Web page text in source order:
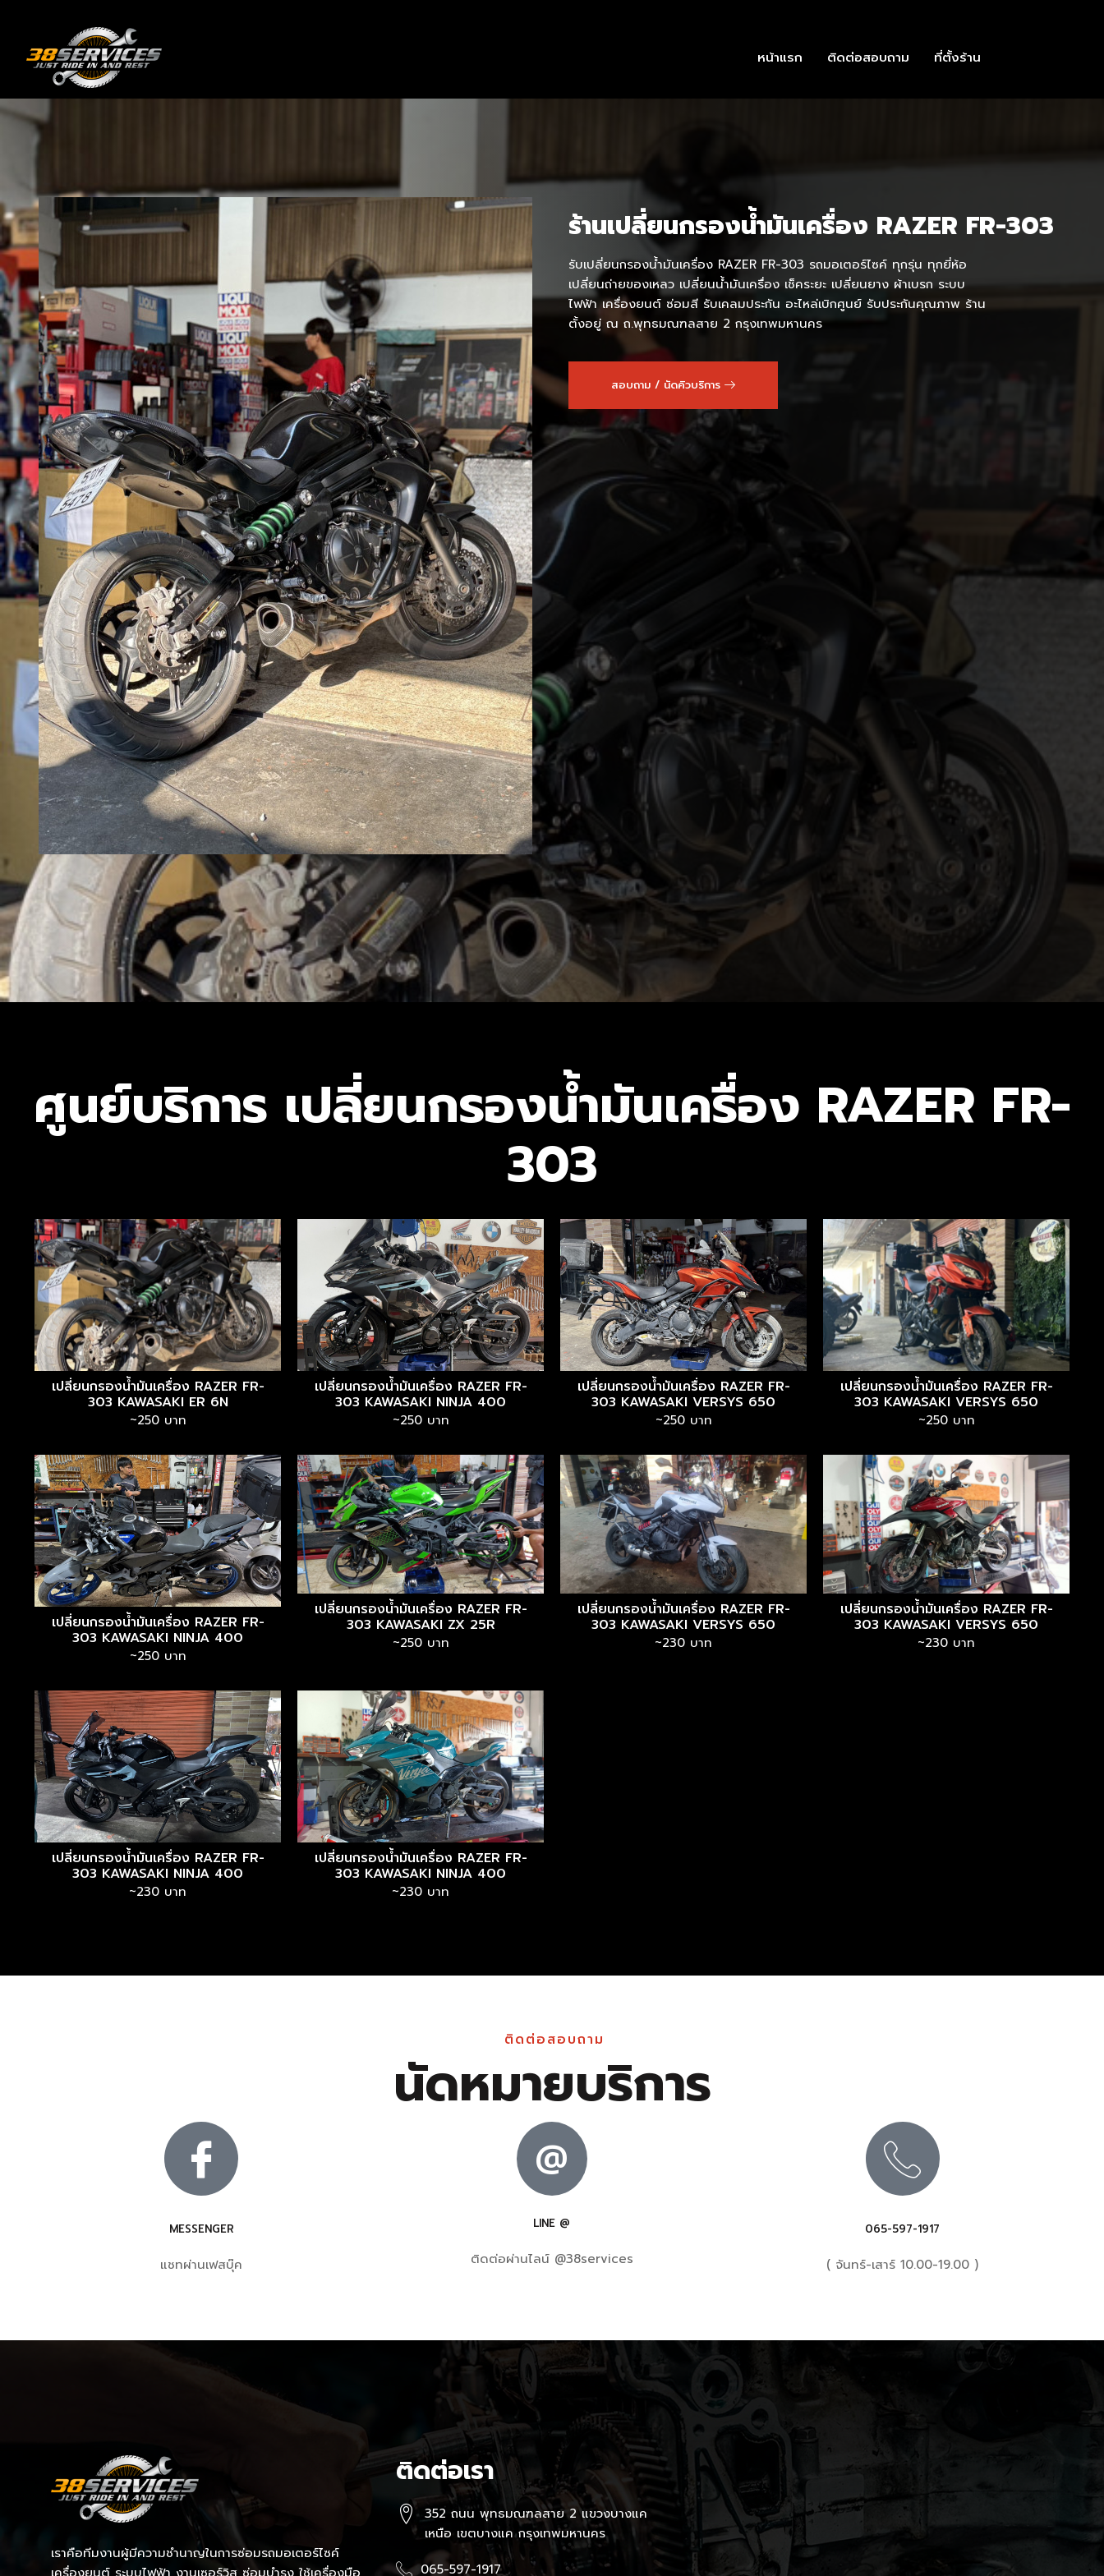
หน้าแรก ติดต่อสอบถาม ที่ตั้งร้าน
ร้านเปลี่ยนกรองน้ำมันเครื่อง RAZER FR-303
รับเปลี่ยนกรองน้ำมันเครื่อง RAZER FR-303 รถมอเตอร์ไซค์ ทุกรุ่น ทุกยี่ห้อ
เปลี่ยนถ่ายของเหลว เปลี่ยนน้ำมันเครื่อง เช็คระยะ เปลี่ยนยาง ผ้าเบรก ระบบ
ไฟฟ้า เครื่องยนต์ ซ่อมสี รับเคลมประกัน อะไหล่เบิกศูนย์ รับประกันคุณภาพ ร้าน
ตั้งอยู่ ณ ถ.พุทธมณฑลสาย 2 กรุงเทพมหานคร
สอบถาม / นัดคิวบริการ
ศูนย์บริการ เปลี่ยนกรองน้ำมันเครื่อง RAZER FR-
303
เปลี่ยนกรองน้ำมันเครื่อง RAZER FR-
303 KAWASAKI ER 6N
~250 บาท
เปลี่ยนกรองน้ำมันเครื่อง RAZER FR-
303 KAWASAKI NINJA 400
~250 บาท
เปลี่ยนกรองน้ำมันเครื่อง RAZER FR-
303 KAWASAKI VERSYS 650
~250 บาท
เปลี่ยนกรองน้ำมันเครื่อง RAZER FR-
303 KAWASAKI VERSYS 650
~250 บาท
เปลี่ยนกรองน้ำมันเครื่อง RAZER FR-
303 KAWASAKI NINJA 400
~250 บาท
เปลี่ยนกรองน้ำมันเครื่อง RAZER FR-
303 KAWASAKI ZX 25R
~250 บาท
เปลี่ยนกรองน้ำมันเครื่อง RAZER FR-
303 KAWASAKI VERSYS 650
~230 บาท
เปลี่ยนกรองน้ำมันเครื่อง RAZER FR-
303 KAWASAKI VERSYS 650
~230 บาท
เปลี่ยนกรองน้ำมันเครื่อง RAZER FR-
303 KAWASAKI NINJA 400
~230 บาท
เปลี่ยนกรองน้ำมันเครื่อง RAZER FR-
303 KAWASAKI NINJA 400
~230 บาท
ติดต่อสอบถาม
นัดหมายบริการ
MESSENGER
แชทผ่านเฟสบุ๊ค
@
LINE @
ติดต่อผ่านไลน์ @38services
065-597-1917
( จันทร์-เสาร์ 10.00-19.00 )
เราคือทีมงานผู้มีความชำนาญในการซ่อมรถมอเตอร์ไซค์
เครื่องยนต์ ระบบไฟฟ้า งานเซอร์วิส ซ่อมบำรุง ใช้เครื่องมือ
ติดต่อเรา
352 ถนน พุทธมณฑลสาย 2 แขวงบางแค
เหนือ เขตบางแค กรุงเทพมหานคร
065-597-1917